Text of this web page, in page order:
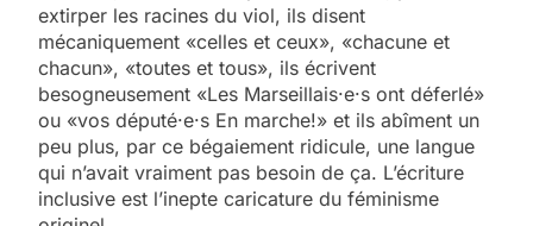
extirper les racines du viol, ils disent
mécaniquement «celles et ceux», «chacune et
chacun», «toutes et tous», ils écrivent
besogneusement «Les Marseillais·e·s ont déferlé»
ou «vos député·e·s En marche!» et ils abîment un
peu plus, par ce bégaiement ridicule, une langue
qui n’avait vraiment pas besoin de ça. L’écriture
inclusive est l’inepte caricature du féminisme